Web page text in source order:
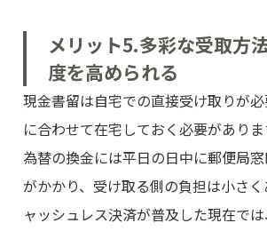
メリット5.多彩な受取方
度を高められる
現金書留は自宅での直接受け取りが
に合わせて在宅しておく必要があり
為替の換金には平日の日中に郵便局
がかかり、受け取る側の負担は小さ
ャッシュレス決済が普及した現在で